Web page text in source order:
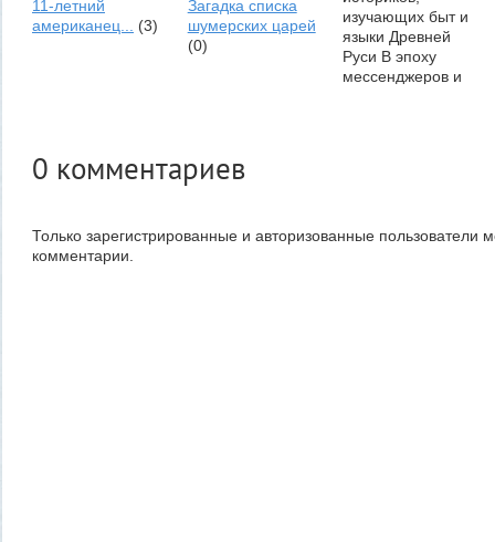
11-летний
американец... (3)
Загадка списка
шумерских царей
(0)
изучающих быт и
языки Древней
Руси В эпоху
мессенджеров и
0 комментариев
Только зарегистрированные и авторизованные пользователи
комментарии.